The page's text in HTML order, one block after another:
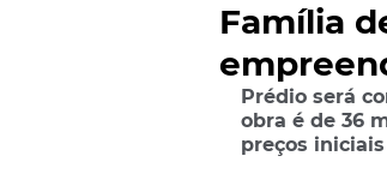
Família
Prédio será
obra é de 36
preços